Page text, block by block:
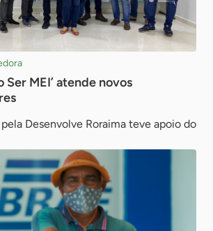
Ser MEI’ atende novos
Desenvolve Roraima teve apoio do